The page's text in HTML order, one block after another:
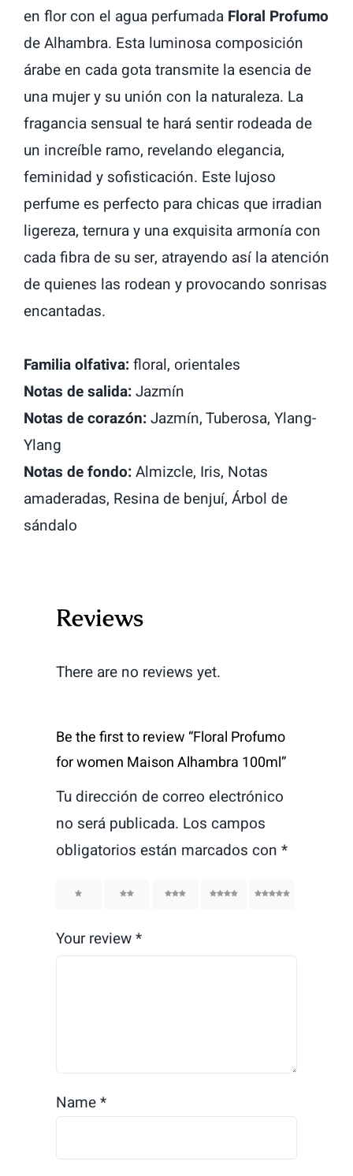
en flor con el agua perfumadaFloral Profumo
de Alhambra. Esta luminosa composición
árabe en cada gota transmite la esencia de
una mujer y su unión con la naturaleza. La
fragancia sensual te hará sentir rodeada de
un increíble ramo, revelando elegancia,
feminidad y sofisticación. Este lujoso
perfume es perfecto para chicas que irradian
ligereza, ternura y una exquisita armonía con
cada fibra de su ser, atrayendo así la atención
de quienes las rodean y provocando sonrisas
encantadas.
Familia olfativa:floral, orientales
Notas de salida:Jazmín
Notas de corazón:Jazmín, Tuberosa, Ylang-
Ylang
Notas de fondo:Almizcle, Iris, Notas
amaderadas, Resina de benjuí, Árbol de
sándalo
Reviews
There are no reviews yet.
Be the first to review “Floral Profumo
for women Maison Alhambra 100ml”
Tu dirección de correo electrónico
no será publicada. Los campos
obligatorios están marcados con *
2 3 4 5
Your review*
Name*